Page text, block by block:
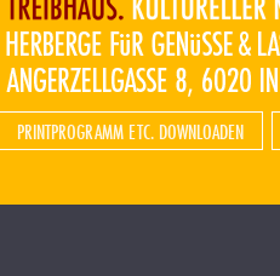
PRINTPROGRAMM ETC. DOWNLOADEN